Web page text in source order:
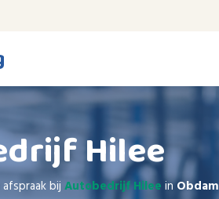
Hilee
afspraak bijAutobedrijf HileeinObdam